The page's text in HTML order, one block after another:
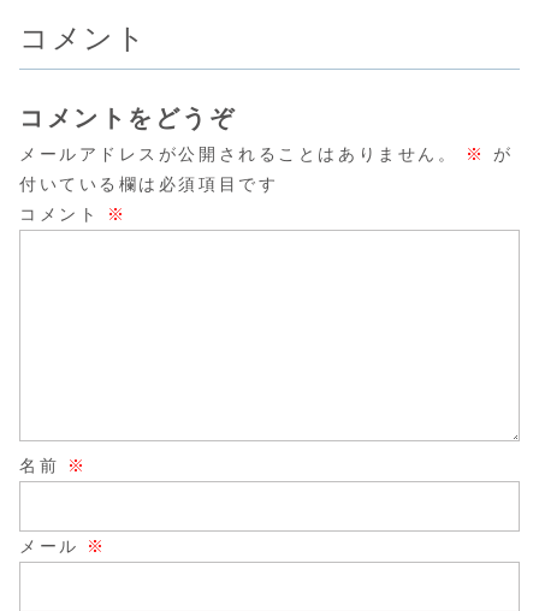
コメント
コメントをどうぞ
メールアドレスが公開されることはありません。 ※
が
付いている欄は必須項目です
コメント
※
名前 ※
メール ※